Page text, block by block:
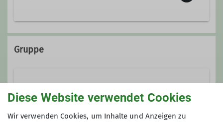
08028 1229
Gruppe
Seniorengruppe
Diese Website verwendet Cookies
Wir verwenden Cookies, um Inhalte und Anzeigen zu